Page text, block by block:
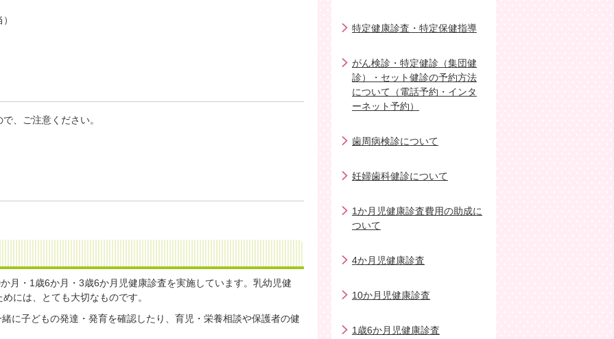
、ご注意ください。
月・1歳6か月・3歳6か月児健康診査を実施しています。乳幼児健
には、とても大切なものです。
に子どもの発達・発育を確認したり、育児・栄養相談や保護者の健
特定健康診査・特定保健指導
がん検診・特定健診（集団健
診）・セット健診の予約方法
について（電話予約・インタ
ーネット予約）
歯周病検診について
妊婦歯科健診について
1か月児健康診査費用の助成に
ついて
4か月児健康診査
10か月児健康診査
1歳6か月児健康診査